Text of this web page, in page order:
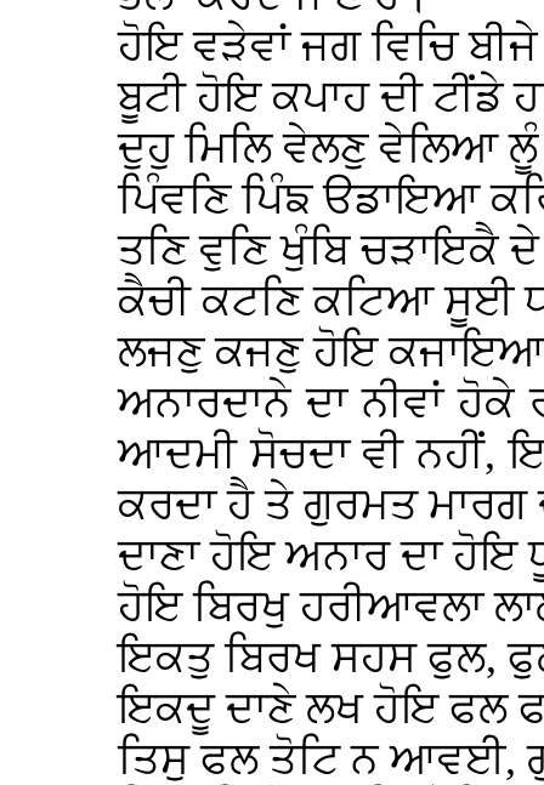
ਹੋਇ ਵੜੇਵਾਂ ਜਗ ਵਿਚਿ
ਬੂਟੀ ਹੋਇ ਕਪਾਹ ਦੀ
ਦੁਹੁ ਮਿਲਿ ਵੇਲਣੁ ਵੇਲਿਆ
ਪਿੰਵਣਿ ਪਿੰਙ ੳਡਾਇਆ
ਤਣਿ ਵੁਣਿ ਖੁੰਬਿ
ਕੈਚੀ ਕਟਣਿ ਕਟਿਆ ਸੂਈ
ਲਜਣੁ ਕਜਣੁ ਹੋਇ
ਅਨਾਰਦਾਨੇ ਦਾ ਨੀਵਾਂ
ਆਦਮੀ ਸੋਚਦਾ ਵੀ ਨਹੀਂ,
ਕਰਦਾ ਹੈ ਤੇ ਗੁਰਮਤ ਮਾਰਗ
ਦਾਣਾ ਹੋਇ ਅਨਾਰ ਦਾ ਹੋਇ
ਹੋਇ ਬਿਰਖੁ ਹਰੀਆਵਲਾ
ਇਕਤੁ ਬਿਰਖ ਸਹਸ ਫੁਲ,
ਇਕਦੂ ਦਾਣੇ ਲਖ ਹੋਇ ਫਲ
ਤਿਸੁ ਫਲ ਤੋਟਿ ਨ ਆਵਈ,